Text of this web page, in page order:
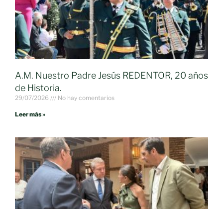
A.M. Nuestro Padre Jesús REDENTOR, 20 años
de Historia.
29/07/2026 No hay comentarios
Leer más »